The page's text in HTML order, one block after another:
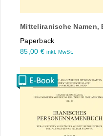
Mitteliranische Namen,
Paperback
85,00 € inkl. MwSt.